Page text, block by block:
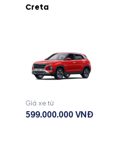
Creta
Giá xe từ
599.000.000 VNĐ